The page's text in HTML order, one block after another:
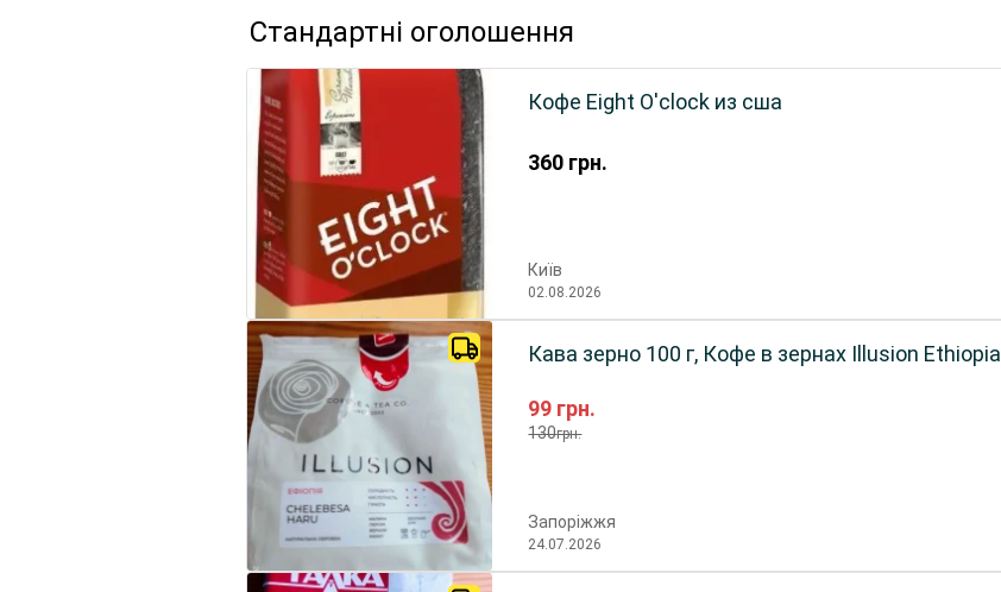
Стандартні оголошення
360 грн.
Кофе Eight О'clock из сша
Київ
02.08.2026
99 грн.
130грн.
Кава зерно 100 г, Кофе в зернах Illusion Ethiopia
Запоріжжя
24.07.2026